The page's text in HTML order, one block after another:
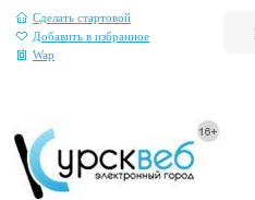
Сделать стартовой
Добавить в избранное
Wap